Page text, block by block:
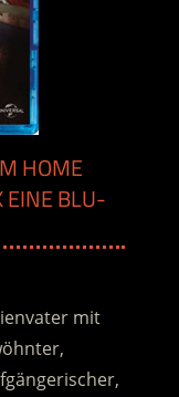
HOME
EINE BLU-
mit